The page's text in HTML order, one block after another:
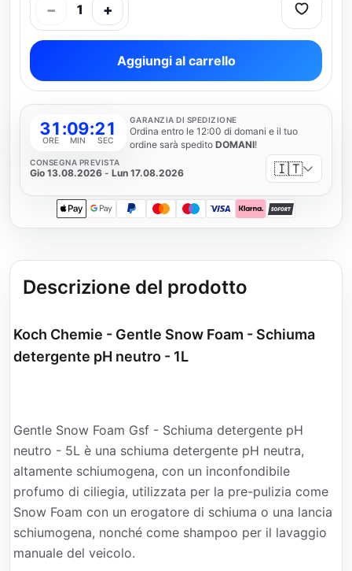
− 1 +
Aggiungi al carrello
31
ORE
:09
MIN
:21
SEC
GARANZIA DI SPEDIZIONE
Ordina entro le 12:00 di domani e il tuo
ordine sarà spedito DOMANI!
CONSEGNA PREVISTA
Gio 13.08.2026 - Lun 17.08.2026 🇮🇹
Apple PayGoogle Pay
PayPalMastercardMaestro
Visa KlarnaSOFORT
Descrizione del prodotto
Koch Chemie - Gentle Snow Foam - Schiuma
detergente pH neutro - 1L
Gentle Snow Foam Gsf - Schiuma detergente pH
neutro - 5L è una schiuma detergente pH neutra,
altamente schiumogena, con un inconfondibile
profumo di ciliegia, utilizzata per la pre-pulizia come
Snow Foam con un erogatore di schiuma o una lancia
schiumogena, nonché come shampoo per il lavaggio
manuale del veicolo.